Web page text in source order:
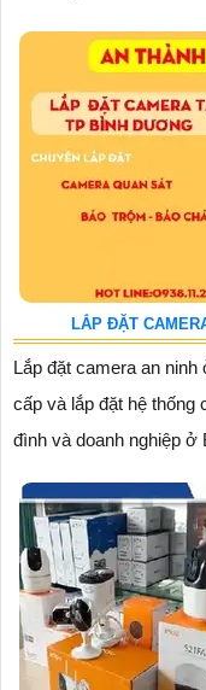
LẮP ĐẶT
Lắp đặt camera an
cấp và lắp đặt hệ thống
đình và doanh nghiệp